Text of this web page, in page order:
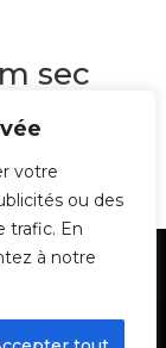
votre
ou des
trafic. En
à notre
sec